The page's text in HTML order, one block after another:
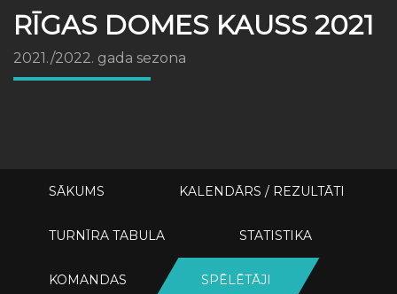
RĪGAS DOMES KAUSS 2021
2021./2022. gada sezona
SĀKUMS KALENDĀRS / REZULTĀTI
TURNĪRA TABULA STATISTIKA
KOMANDAS SPĒLĒTĀJI